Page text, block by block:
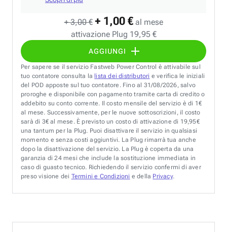
+ 3,00 € + 1,00 € al mese
attivazione Plug 19,95 €
AGGIUNGI
Per sapere se il servizio Fastweb Power Control è attivabile sul
tuo contatore consulta la lista dei distributori e verifica le iniziali
del POD apposte sul tuo contatore. Fino al 31/08/2026, salvo
proroghe e disponibile con pagamento tramite carta di credito o
addebito su conto corrente. Il costo mensile del servizio è di 1€
al mese. Successivamente, per le nuove sottoscrizioni, il costo
sarà di 3€ al mese. È previsto un costo di attivazione di 19,95€
una tantum per la Plug. Puoi disattivare il servizio in qualsiasi
momento e senza costi aggiuntivi. La Plug rimarrà tua anche
dopo la disattivazione del servizio. La Plug è coperta da una
garanzia di 24 mesi che include la sostituzione immediata in
caso di guasto tecnico. Richiedendo il servizio confermi di aver
preso visione dei Termini e Condizioni e della Privacy.